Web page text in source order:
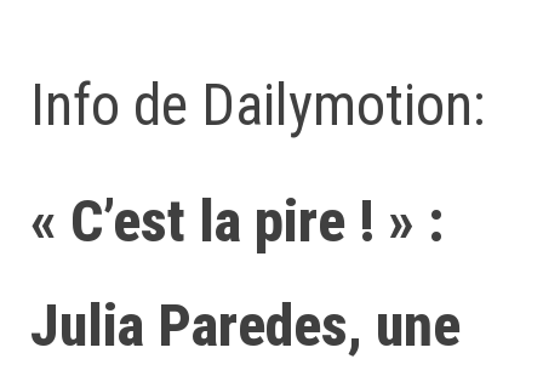
Info de Dailymotion:
« C’est la pire ! » :
Julia Paredes, une